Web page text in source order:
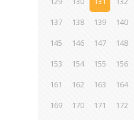
137
138 139 140
145
146 147 148
153
154 155 156
161
162 163 164
169
170 171 172